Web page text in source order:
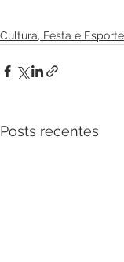
Cultura, Festa e Esporte
Posts recentes